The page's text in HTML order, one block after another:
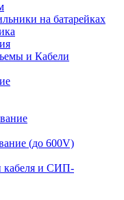
на батарейках
и Кабели
(до 600V)
кабеля и СИП-